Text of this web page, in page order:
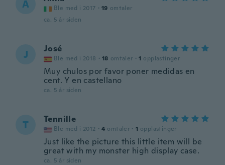
A Ble med i 2017 · 19 omtaler
ca. 5 år siden
J José
Ble med i 2018 · 18 omtaler · 1 opplastinger
Muy chulos por favor poner medidas en
cent. Y en castellano
ca. 5 år siden
T Tennille
Ble med i 2012 · 4 omtaler · 1 opplastinger
Just like the picture this little item will be
great with my monster high display case.
ca. 5 år siden